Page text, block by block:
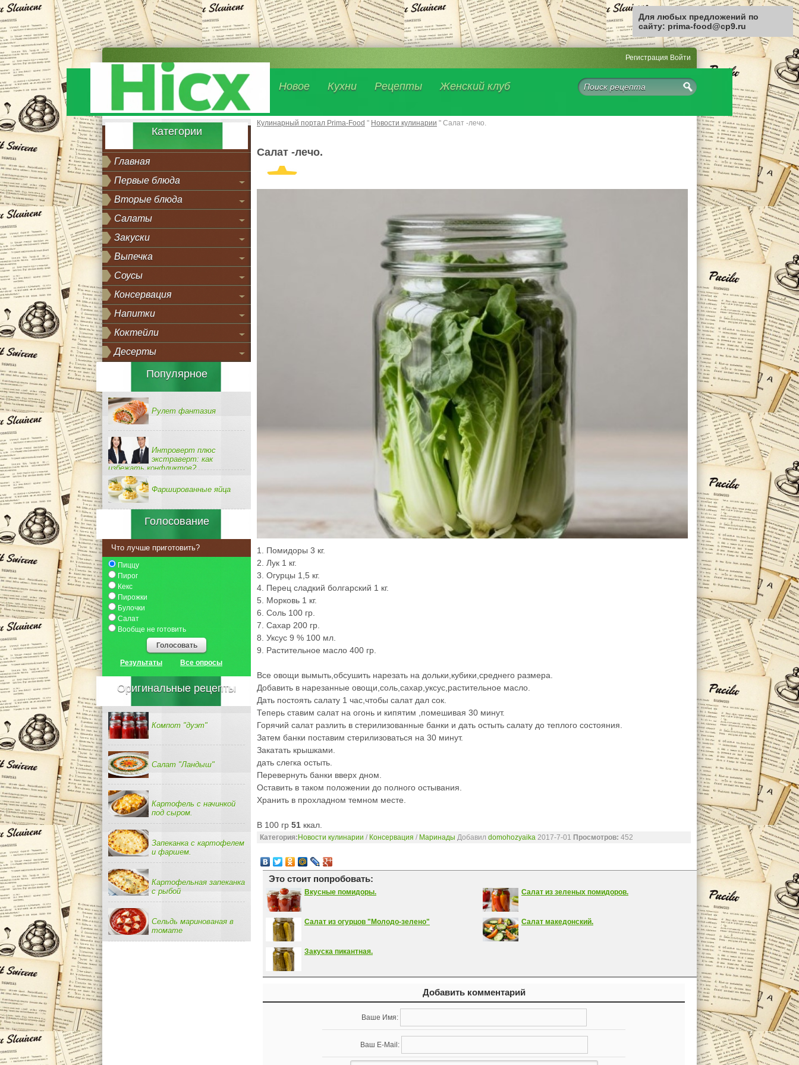
Регистрация Войти
Новое Кухни Рецепты Женский клуб
Категории
Главная
Первые блюда
Вторые блюда
Салаты
Закуски
Выпечка
Соусы
Консервация
Напитки
Коктейли
Десерты
Популярное
Рулет фантазия
Интроверт плюс
экстраверт: как
избежать конфликтов?
Фаршированные яйца
Голосование
Что лучше приготовить?
Пиццу
Пирог
Кекс
Пирожки
Булочки
Салат
Вообще не готовить
Голосовать
Результаты Все опросы
Оригинальные рецепты
Компот "дуэт"
Салат "Ландыш"
Картофель с начинкой
под сыром.
Запеканка с картофелем
и фаршем.
Картофельная запеканка
с рыбой
Сельдь маринованая в
томате
Кулинарный портал Prima-Food " Новости кулинарии " Салат -лечо.
Салат -лечо.
1. Помидоры 3 кг.
2. Лук 1 кг.
3. Огурцы 1,5 кг.
4. Перец сладкий болгарский 1 кг.
5. Морковь 1 кг.
6. Соль 100 гр.
7. Сахар 200 гр.
8. Уксус 9 % 100 мл.
9. Растительное масло 400 гр.
Все овощи вымыть,обсушить нарезать на дольки,кубики,среднего размера.
Добавить в нарезанные овощи,соль,сахар,уксус,растительное масло.
Дать постоять салату 1 час,чтобы салат дал сок.
Теперь ставим салат на огонь и кипятим ,помешивая 30 минут.
Горячий салат разлить в стерилизованные банки и дать остыть салату до теплого состояния.
Затем банки поставим стерилизоваться на 30 минут.
Закатать крышками.
дать слегка остыть.
Перевернуть банки вверх дном.
Оставить в таком положении до полного остывания.
Хранить в прохладном темном месте.
В 100 гр 51 ккал.
Категория: Новости кулинарии / Консервация / Маринады Добавил domohozyaika 2017-7-01 Просмотров: 452
Это стоит попробовать:
Вкусные помидоры. Салат из зеленых помидоров.
Салат из огурцов "Молодо-зелено" Салат македонский.
Закуска пикантная.
Добавить комментарий
Ваше Имя:
Ваш E-Mail:
Для любых предложений по
сайту: prima-food@cp9.ru